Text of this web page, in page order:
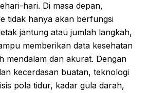
hari. Di masa depan,
tidak hanya akan berfungsi
jantung atau jumlah langkah,
memberikan data kesehatan
mendalam dan akurat. Dengan
kecerdasan buatan, teknologi
pola tidur, kadar gula darah,